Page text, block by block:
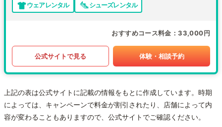
ウェアレンタル
シューズレンタル
おすすめコース料金 33,000円
公式サイトで見る 体験・相談予約
上記の表は公式サイトに記載の情報をもとに作成しています。時期
によっては、キャンペーンで料金が割引されたり、店舗によって内
容が変わることもありますので、公式サイトでご確認ください。